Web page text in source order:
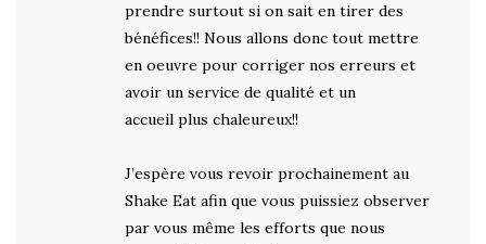
prendre surtout si on sait en tirer des
bénéfices!! Nous allons donc tout mettre
en oeuvre pour corriger nos erreurs et
avoir un service de qualité et un
accueil plus chaleureux!!
J’espère vous revoir prochainement au
Shake Eat afin que vous puissiez observer
par vous même les efforts que nous